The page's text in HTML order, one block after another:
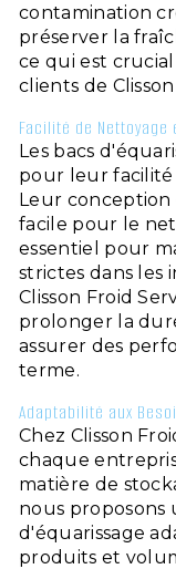
contamination
préserver la
ce qui est
clients de
Facilité de Nettoyage
Les bacs
pour leur
Leur
facile pour le
essentiel pour
strictes dans les
Clisson Froid
prolonger la
assurer des
terme.
Adaptabilité aux
Chez Clisson
chaque
matière de
nous proposons
d'équarissage
produits et